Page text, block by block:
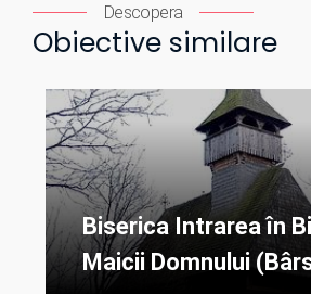
Descopera
Obiective similare
Biserica Intrarea în
Maicii Domnului